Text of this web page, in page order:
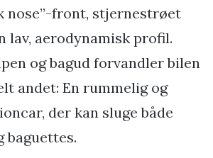
nose”-front, stjernestrøet
lav, aerodynamisk profil.
og bagud forvandler bilen
andet: En rummelig og
der kan sluge både
baguettes.